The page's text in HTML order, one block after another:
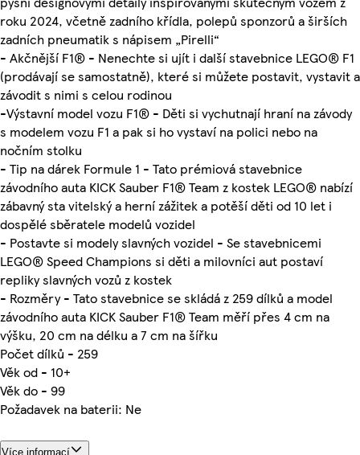
roku 2024, včetně zadního křídla, polepů sponzorů a širších
zadních pneumatik s nápisem „Pirelli“
- Akčnější F1® - Nenechte si ujít i další stavebnice LEGO® F1
(prodávají se samostatně), které si můžete postavit, vystavit a
závodit s nimi s celou rodinou
-Výstavní model vozu F1® - Děti si vychutnají hraní na závody
s modelem vozu F1 a pak si ho vystaví na polici nebo na
nočním stolku
- Tip na dárek Formule 1 - Tato prémiová stavebnice
závodního auta KICK Sauber F1® Team z kostek LEGO® nabízí
zábavný sta vitelský a herní zážitek a potěší děti od 10 let i
dospělé sběratele modelů vozidel
- Postavte si modely slavných vozidel - Se stavebnicemi
LEGO® Speed Champions si děti a milovníci aut postaví
repliky slavných vozů z kostek
- Rozměry - Tato stavebnice se skládá z 259 dílků a model
závodního auta KICK Sauber F1® Team měří přes 4 cm na
výšku, 20 cm na délku a 7 cm na šířku
Počet dílků - 259
Věk od - 10+
Věk do - 99
Požadavek na baterii: Ne
Více informací